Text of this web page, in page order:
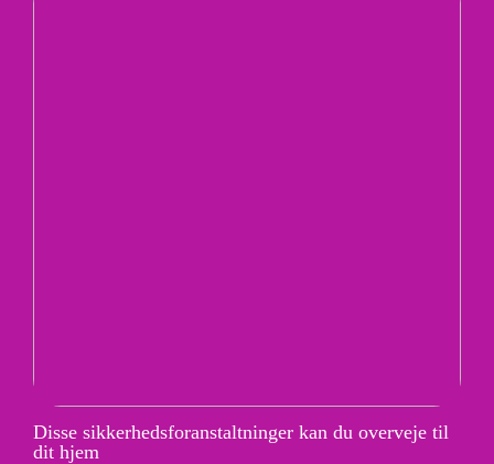
Disse sikkerhedsforanstaltninger kan du overveje til
dit hjem